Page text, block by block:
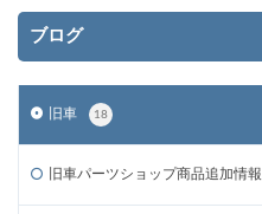
ブログ
旧車 18
旧車パーツショップ商品追加情報